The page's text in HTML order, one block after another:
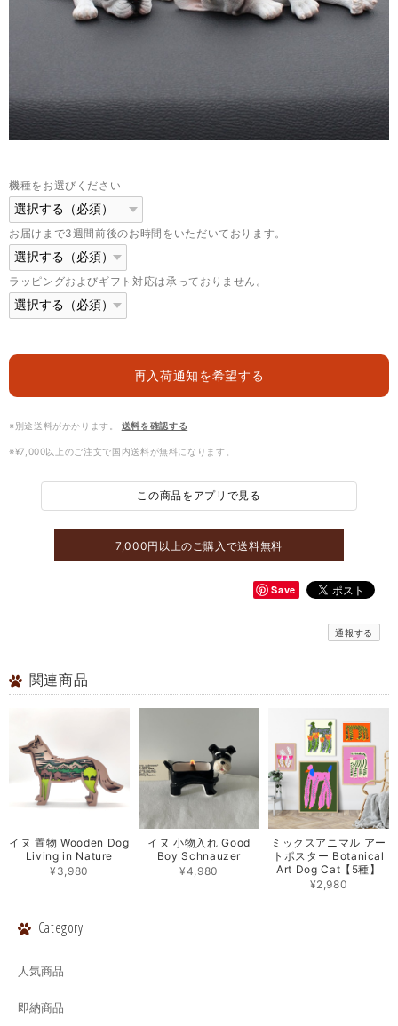
機種をお選びください
お届けまで3週間前後のお時間をいただいております。
ラッピングおよびギフト対応は承っておりません。
再入荷通知を希望する
※別途送料がかかります。 送料を確認する
※¥7,000以上のご注文で国内送料が無料になります。
この商品をアプリで見る
7,000円以上のご購入で送料無料
Save
通報する
関連商品
イヌ 置物 Wooden Dog
Living in Nature
¥3,980
イヌ 小物入れ Good
Boy Schnauzer
¥4,980
ミックスアニマル アー
トポスター Botanical
Art Dog Cat【5種】
¥2,980
Category
人気商品
即納商品